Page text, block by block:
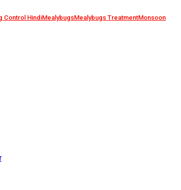
Control HindiMealybugsMealybugs TreatmentMonsoon